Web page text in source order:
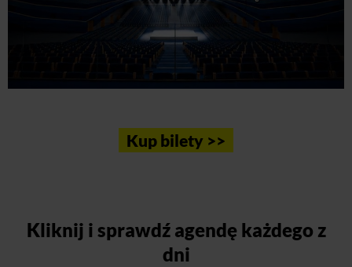
Kup bilety >>
Kliknij i sprawdź agendę każdego z
dni